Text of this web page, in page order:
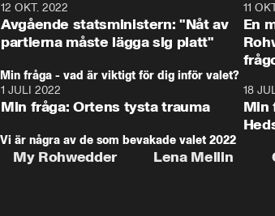
12 OKT. 2022
Avgående statsministern: "Nåt av
partierna måste lägga sig platt"
11
En
Min fråga - vad är viktigt för dig inför valet?
1 JULI 2022
Min fråga: Ortens tysta trauma
18
Min
Vi är några av de som bevakade valet 2022
My Rohwedder Lena Mellin